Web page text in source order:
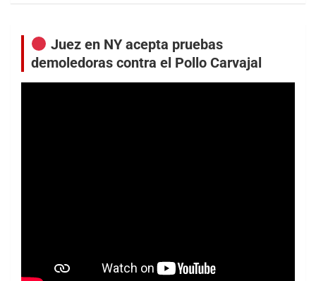
Juez en NY acepta pruebas
demoledoras contra el Pollo Carvajal